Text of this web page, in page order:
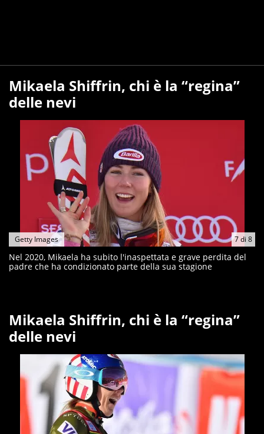
Mikaela Shiffrin, chi è la “regina”
delle nevi
7di 8
Getty Images
Nel 2020, Mikaela ha subito l'inaspettata e grave perdita del
padre che ha condizionato parte della sua stagione
Mikaela Shiffrin, chi è la “regina”
delle nevi